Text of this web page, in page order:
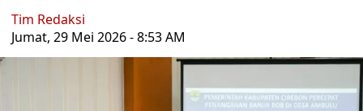
Tim Redaksi
Jumat, 29 Mei 2026 - 8:53 AM